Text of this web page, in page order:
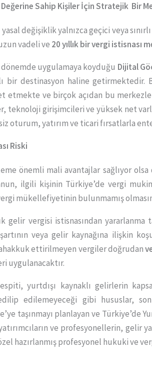
Sahip Kişiler İçin Stratejik Bir
değişiklik yalnızca geçici veya
vadeli ve 20 yıllık bir vergi istisnası
uygulamaya koyduğu Dijital
bir destinasyon haline
ve birçok açıdan bu
girişimcileri ve yüksek net
oturum, yatırım ve ticari fırsatlarla
Riski
önemli mali avantajlar sağlıyor
ilgili kişinin Türkiye’de vergi
mükellefiyetinin bulunmamış
gelir vergisi istisnasından
veya gelir kaynağına ilişkin
ettirilmeyen vergiler doğrudan
uygulanacaktır.
yurtdışı kaynaklı gelirlerin
edilemeyeceği gibi hususlar,
taşınmayı planlayan ve Türkiye’de
ve profesyonellerin, gelir
hazırlanmış profesyonel hukuki ve